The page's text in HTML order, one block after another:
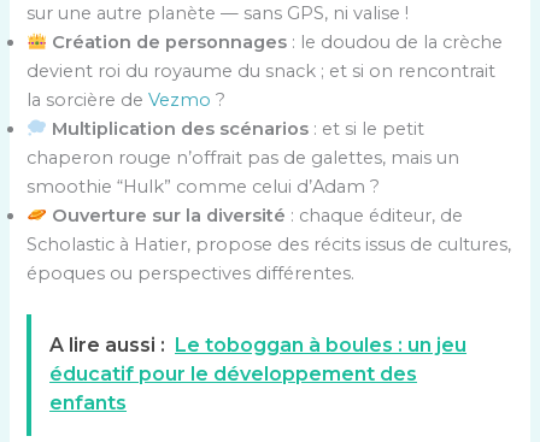
sur une autre planète — sans GPS, ni valise !
Création de personnages : le doudou de la crèche
devient roi du royaume du snack ; et si on rencontrait
la sorcière deVezmo ?
Multiplication des scénarios : et si le petit
chaperon rouge n’offrait pas de galettes, mais un
smoothie “Hulk” comme celui d’Adam ?
Ouverture sur la diversité : chaque éditeur, de
Scholastic à Hatier, propose des récits issus de cultures,
époques ou perspectives différentes.
A lire aussi :
Le toboggan à boules : un jeu
éducatif pour le développement des
enfants